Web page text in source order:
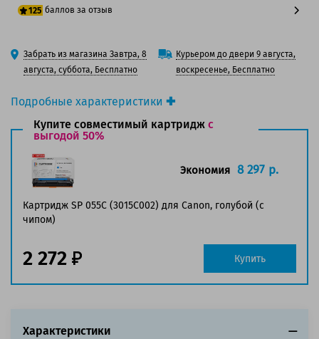
Подробные характеристики
Производитель принтера:Canon
Производитель:Canon
Вид товара:
Оригинальность:
Оригинальный
Цвет:Голубой
Ресурс:2 100 страниц формата А4 при 5%
заполнении страницы.
125 баллов за отзыв
100 баллов
125 баллов
Забрать из магазина Завтра, 8
августа, суббота, Бесплатно
Курьером до двери 9 августа,
воскресенье, Бесплатно
Купите совместимый картридж с
выгодой 50%
Картридж SP 055C (3015C002) для Canon, голубой (с
чипом)
Экономия 8 297 р.
2 272 Купить
Характеристики